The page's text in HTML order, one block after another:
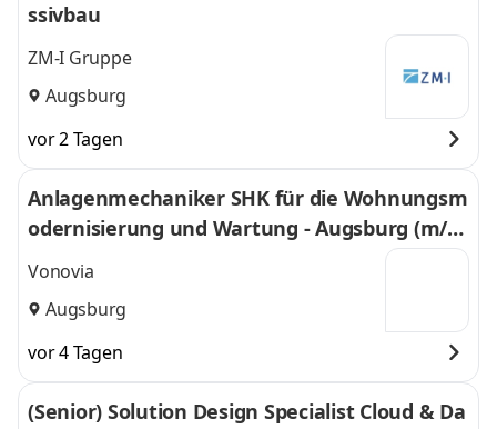
ssivbau
ZM-I Gruppe
Augsburg
vor 2 Tagen
Anlagenmechaniker SHK für die Wohnungsm
odernisierung und Wartung - Augsburg (m/
w/d)
Vonovia
Augsburg
vor 4 Tagen
(Senior) Solution Design Specialist Cloud & Da